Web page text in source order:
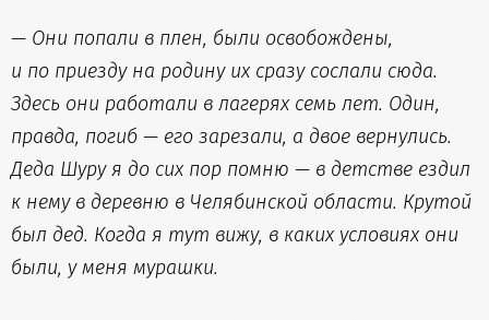
— Они попали в плен, были освобождены,
и по приезду на родину их сразу сослали сюда.
Здесь они работали в лагерях семь лет. Один,
правда, погиб — его зарезали, а двое вернулись.
Деда Шуру я до сих пор помню — в детстве ездил
к нему в деревню в Челябинской области. Крутой
был дед. Когда я тут вижу, в каких условиях они
были, у меня мурашки.